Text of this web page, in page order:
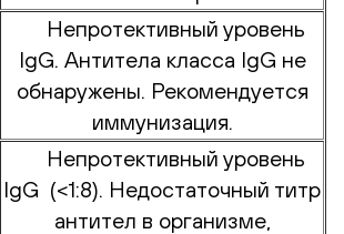
Непротективный уровень
IgG. Антитела класса IgG не
обнаружены. Рекомендуется
иммунизация.
Непротективный уровень
IgG (<1:8). Недостаточный титр
антител в организме,